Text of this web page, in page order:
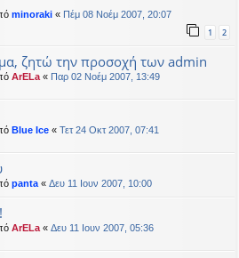
minoraki « Πέμ 08 Νοέμ 2007, 20:07
1 2
ζητώ την προσοχή των admin
ArELa « Παρ 02 Νοέμ 2007, 13:49
Blue Ice « Τετ 24 Οκτ 2007, 07:41
panta « Δευ 11 Ιουν 2007, 10:00
ArELa « Δευ 11 Ιουν 2007, 05:36